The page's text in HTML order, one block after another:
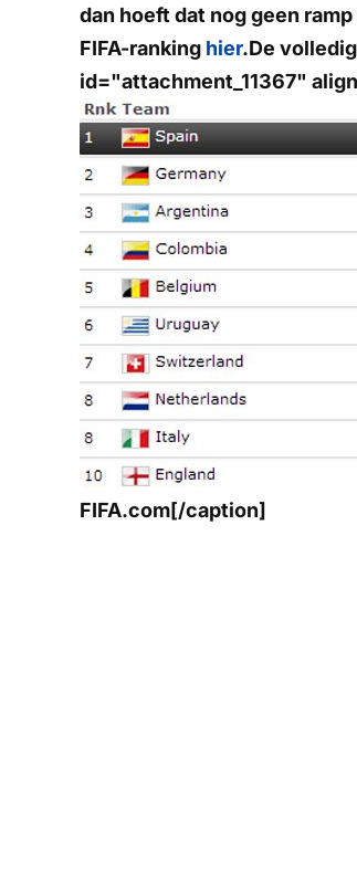
dan hoeft dat nog geen
FIFA-ranking hier.De
id="attachment_11367"
FIFA.com[/caption]